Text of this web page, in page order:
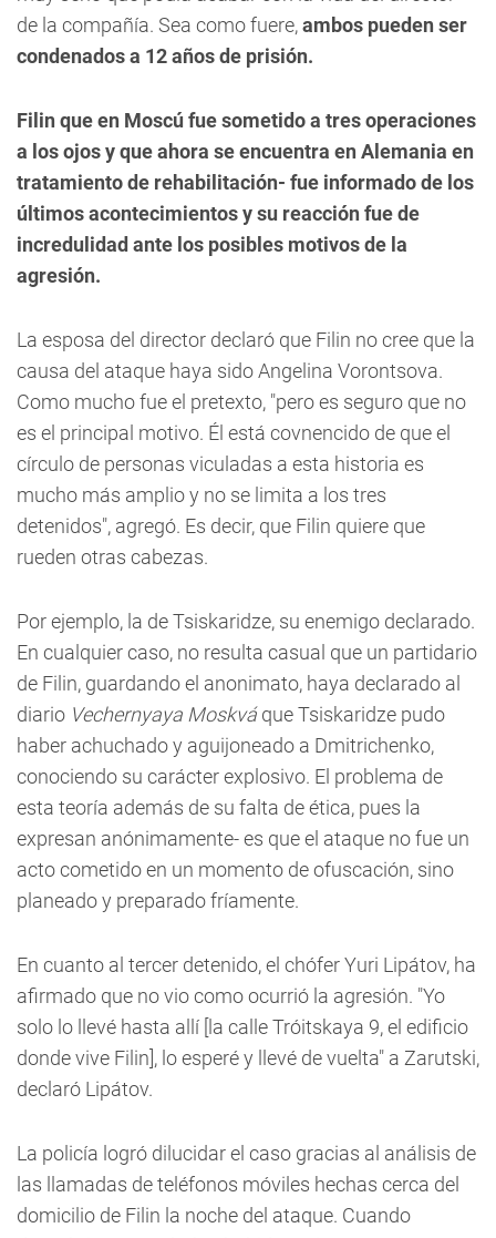
de la compañía. Sea como fuere,ambos pueden ser
condenados a 12 años de prisión.
Filin que en Moscú fue sometido a tres operaciones
a los ojos y que ahora se encuentra en Alemania en
tratamiento de rehabilitación- fue informado de los
últimos acontecimientos y su reacción fue de
incredulidad ante los posibles motivos de la
agresión.
La esposa del director declaró que Filin no cree que la
causa del ataque haya sido Angelina Vorontsova.
Como mucho fue el pretexto, "pero es seguro que no
es el principal motivo. Él está covnencido de que el
círculo de personas viculadas a esta historia es
mucho más amplio y no se limita a los tres
detenidos", agregó. Es decir, que Filin quiere que
rueden otras cabezas.
Por ejemplo, la de Tsiskaridze, su enemigo declarado.
En cualquier caso, no resulta casual que un partidario
de Filin, guardando el anonimato, haya declarado al
diario Vechernyaya Moskváque Tsiskaridze pudo
haber achuchado y aguijoneado a Dmitrichenko,
conociendo su carácter explosivo. El problema de
esta teoría además de su falta de ética, pues la
expresan anónimamente- es que el ataque no fue un
acto cometido en un momento de ofuscación, sino
planeado y preparado fríamente.
En cuanto al tercer detenido, el chófer Yuri Lipátov, ha
afirmado que no vio como ocurrió la agresión. "Yo
solo lo llevé hasta allí [la calle Tróitskaya 9, el edificio
donde vive Filin], lo esperé y llevé de vuelta" a Zarutski,
declaró Lipátov.
La policía logró dilucidar el caso gracias al análisis de
las llamadas de teléfonos móviles hechas cerca del
domicilio de Filin la noche del ataque. Cuando